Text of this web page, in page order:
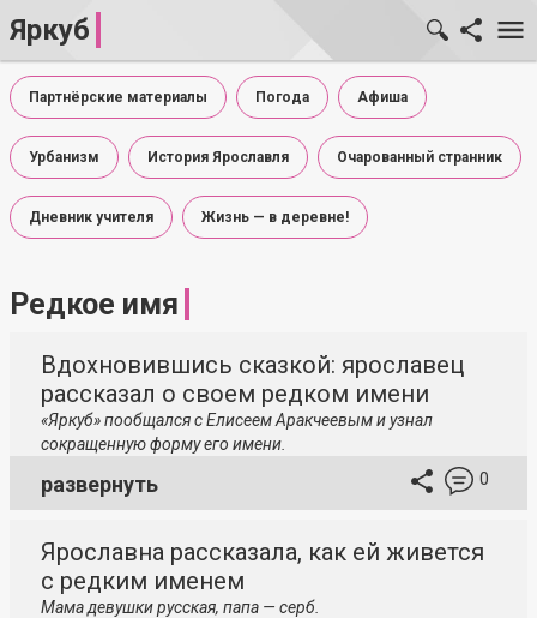
Яркуб
Партнёрские материалы Погода Афиша
Урбанизм История Ярославля Очарованный странник
Дневник учителя Жизнь — в деревне!
Редкое имя
Вдохновившись сказкой: ярославец
рассказал о своем редком имени
«Яркуб» пообщался с Елисеем Аракчеевым и узнал
сокращенную форму его имени.
развернуть 0
Ярославна рассказала, как ей живется
с редким именем
Мама девушки русская, папа — серб.